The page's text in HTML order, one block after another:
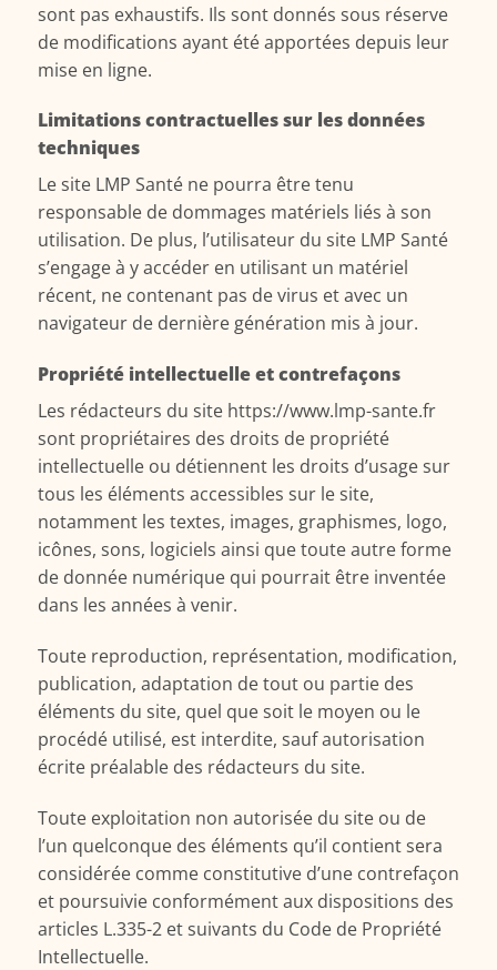
sont pas exhaustifs. Ils sont donnés sous réserve
de modifications ayant été apportées depuis leur
mise en ligne.
Limitations contractuelles sur les données
techniques
Le site LMP Santé ne pourra être tenu
responsable de dommages matériels liés à son
utilisation. De plus, l’utilisateur du site LMP Santé
s’engage à y accéder en utilisant un matériel
récent, ne contenant pas de virus et avec un
navigateur de dernière génération mis à jour.
Propriété intellectuelle et contrefaçons
Les rédacteurs du site https://www.lmp-sante.fr
sont propriétaires des droits de propriété
intellectuelle ou détiennent les droits d’usage sur
tous les éléments accessibles sur le site,
notamment les textes, images, graphismes, logo,
icônes, sons, logiciels ainsi que toute autre forme
de donnée numérique qui pourrait être inventée
dans les années à venir.
Toute reproduction, représentation, modification,
publication, adaptation de tout ou partie des
éléments du site, quel que soit le moyen ou le
procédé utilisé, est interdite, sauf autorisation
écrite préalable des rédacteurs du site.
Toute exploitation non autorisée du site ou de
l’un quelconque des éléments qu’il contient sera
considérée comme constitutive d’une contrefaçon
et poursuivie conformément aux dispositions des
articles L.335-2 et suivants du Code de Propriété
Intellectuelle.